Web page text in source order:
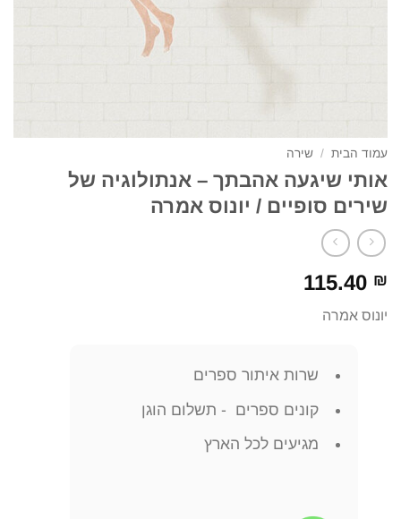
עמוד הבית / שירה
אותי שיגעה אהבתך – אנתולוגיה של
שירים סופיים / יונוס אמרה
115.40 ₪
יונוס אמרה
שרות איתור ספרים
קונים ספרים - תשלום הוגן
מגיעים לכל הארץ